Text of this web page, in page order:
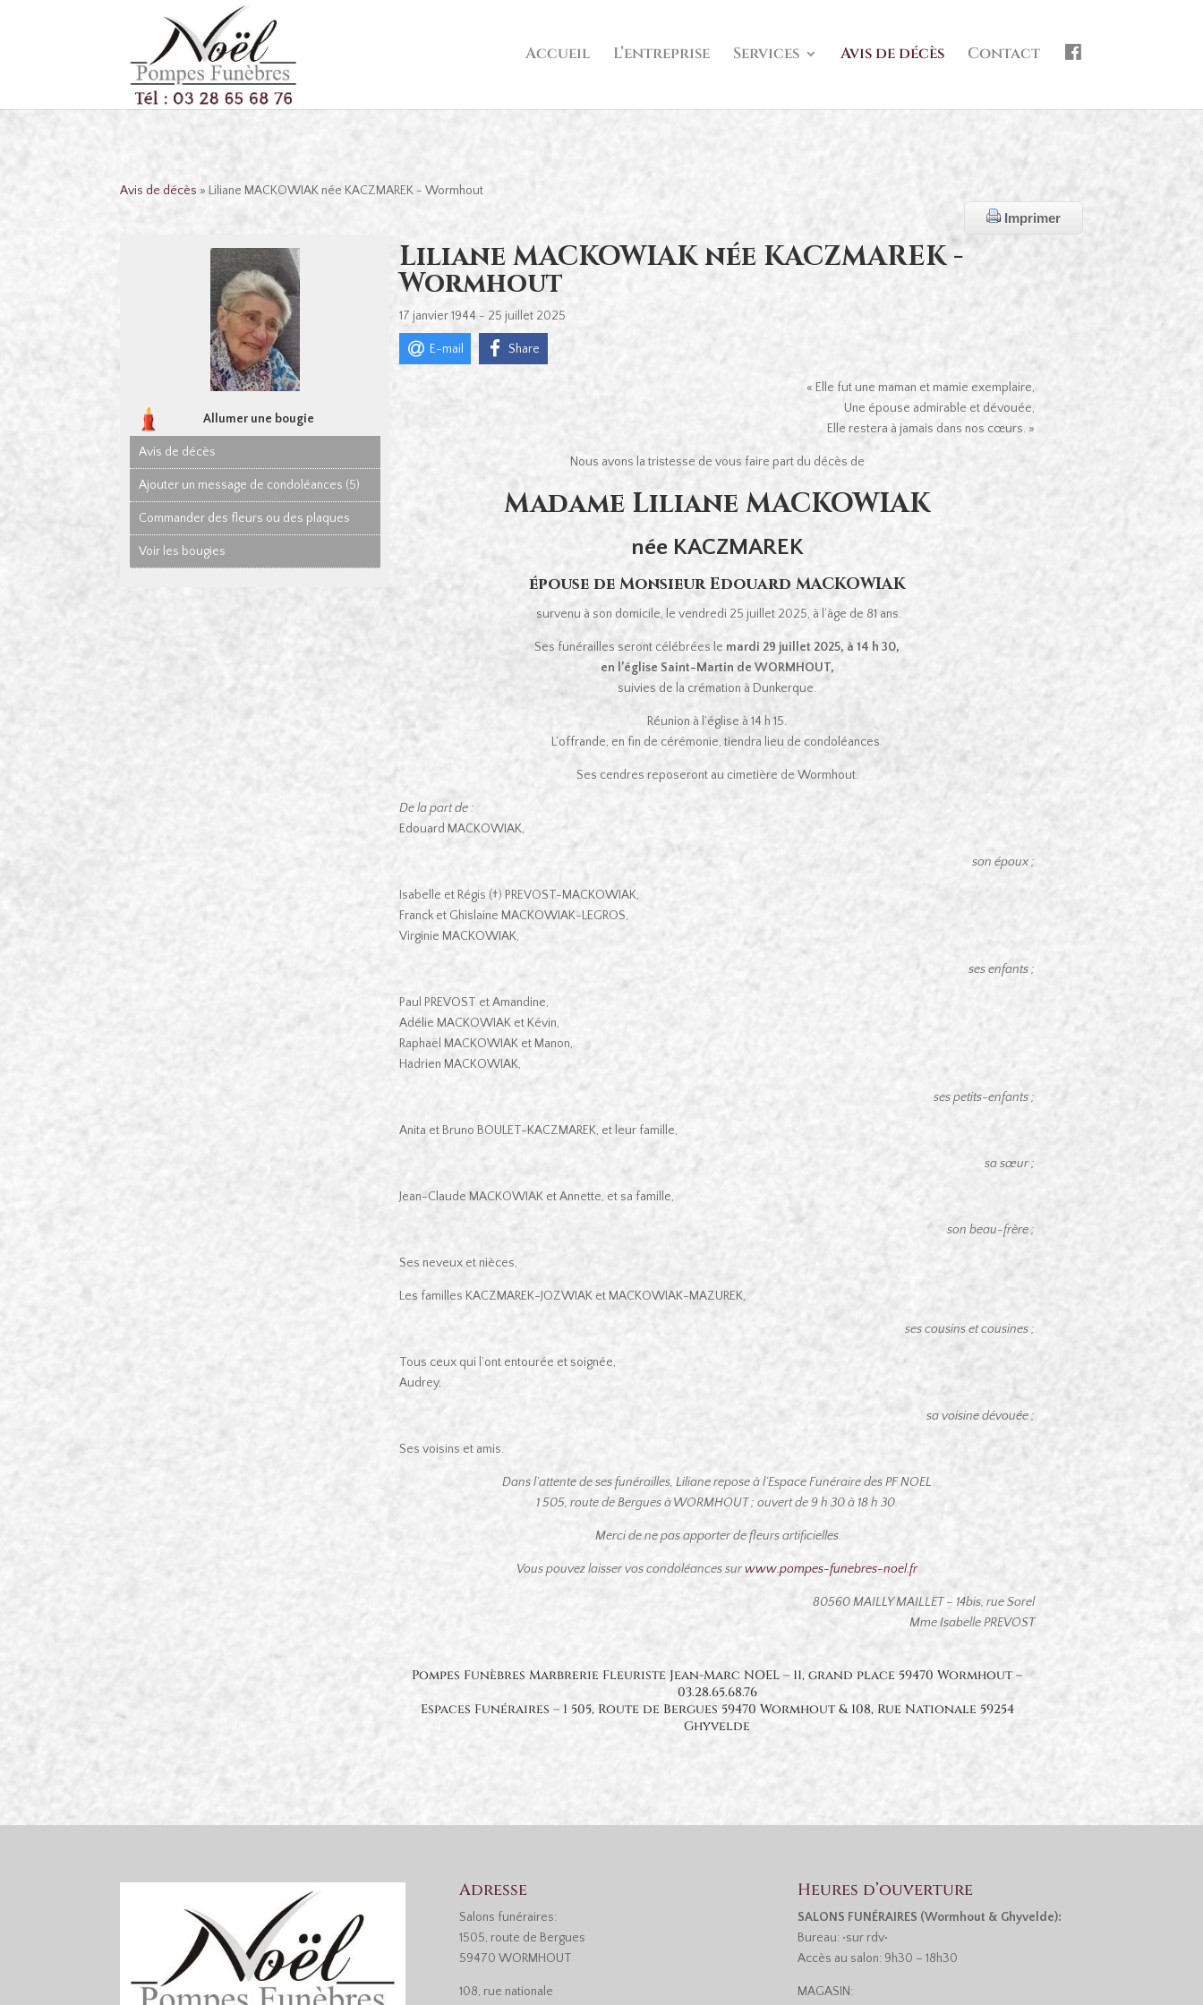
Accueil L’entreprise Services Avis de décès Contact
Avis de décès » Liliane MACKOWIAK née KACZMAREK - Wormhout
Imprimer
Allumer une bougie
Avis de décès
Ajouter un message de condoléances (5)
Commander des fleurs ou des plaques
Voir les bougies
Liliane MACKOWIAK née KACZMAREK -
Wormhout
17 janvier 1944 - 25 juillet 2025
E-mail Share
« Elle fut une maman et mamie exemplaire,
Une épouse admirable et dévouée,
Elle restera à jamais dans nos cœurs. »
Nous avons la tristesse de vous faire part du décès de
Madame Liliane MACKOWIAK
née KACZMAREK
épouse de Monsieur Edouard MACKOWIAK
survenu à son domicile, le vendredi 25 juillet 2025, à l’âge de 81 ans.
Ses funérailles seront célébrées le mardi 29 juillet 2025, à 14 h 30,
en l’église Saint-Martin de WORMHOUT,
suivies de la crémation à Dunkerque.
Réunion à l’église à 14 h 15.
L’offrande, en fin de cérémonie, tiendra lieu de condoléances.
Ses cendres reposeront au cimetière de Wormhout.
De la part de :
Edouard MACKOWIAK,
son époux ;
Isabelle et Régis (†) PREVOST-MACKOWIAK,
Franck et Ghislaine MACKOWIAK-LEGROS,
Virginie MACKOWIAK,
ses enfants ;
Paul PREVOST et Amandine,
Adélie MACKOWIAK et Kévin,
Raphaël MACKOWIAK et Manon,
Hadrien MACKOWIAK,
ses petits-enfants ;
Anita et Bruno BOULET-KACZMAREK, et leur famille,
sa sœur ;
Jean-Claude MACKOWIAK et Annette, et sa famille,
son beau-frère ;
Ses neveux et nièces,
Les familles KACZMAREK-JOZWIAK et MACKOWIAK-MAZUREK,
ses cousins et cousines ;
Tous ceux qui l’ont entourée et soignée,
Audrey,
sa voisine dévouée ;
Ses voisins et amis.
Dans l’attente de ses funérailles, Liliane repose à l’Espace Funéraire des PF NOEL
1 505, route de Bergues à WORMHOUT ; ouvert de 9 h 30 à 18 h 30.
Merci de ne pas apporter de fleurs artificielles.
Vous pouvez laisser vos condoléances surwww.pompes-funebres-noel.fr
80560 MAILLY MAILLET – 14bis, rue Sorel
Mme Isabelle PREVOST
Pompes Funèbres Marbrerie Fleuriste Jean-Marc NOEL – 11, grand place 59470 Wormhout –
03.28.65.68.76
Espaces Funéraires – 1 505, Route de Bergues 59470 Wormhout & 108, Rue Nationale 59254
Ghyvelde
Adresse
Salons funéraires:
1505, route de Bergues
59470 WORMHOUT
108, rue nationale
Heures d’ouverture
SALONS FUNÉRAIRES (Wormhout & Ghyvelde):
Bureau: •sur rdv•
Accès au salon: 9h30 – 18h30
MAGASIN: